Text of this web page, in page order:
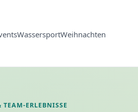
WassersportWeihnachten
TEAM-ERLEBNISSE